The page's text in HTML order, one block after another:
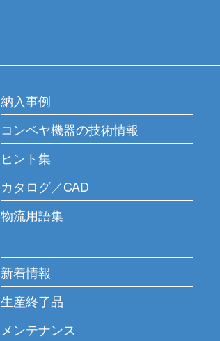
納入事例
コンベヤ機器の技術情報
ヒント集
カタログ／CAD
物流用語集
新着情報
生産終了品
メンテナンス